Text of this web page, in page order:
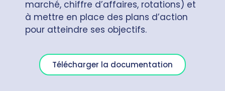
marché, chiffre d’affaires, rotations) et
à mettre en place des plans d’action
pour atteindre ses objectifs.
Télécharger la documentation